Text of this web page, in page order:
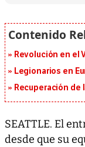
Revolución en el
Legionarios en
Recuperación de
SEATTLE. El
desde que su